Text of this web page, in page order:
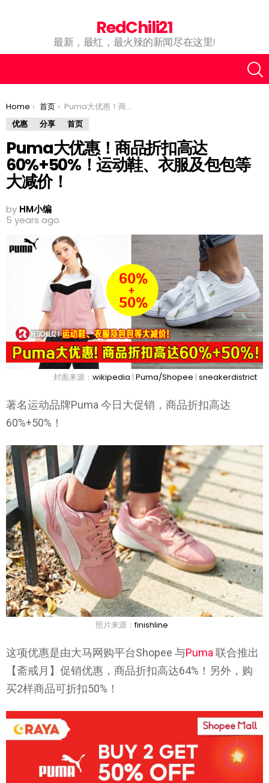
RedChili21
最新，最红，最火辣的新闻尽在这里!
You are here:
Home 首页
Puma大优惠！商品折扣高达60%+50%！运动鞋、衣服及包包等大减价！
优惠
分享 首页
Puma大优惠！商品折扣高达
60%+50%！运动鞋、衣服及包包等
大减价！
by HM小编
5 years ago
封面来源： wikipedia | Puma/Shopee | sneakerdistrict
著名运动品牌Puma 今日大促销，商品折扣高达
60%+50%！
照片来源：finishline
这项优惠是由大马网购平台Shopee 与Puma 联合推出
【斋戒月】促销优惠，商品折扣高达64%！另外，购
买2样商品可折扣50%！